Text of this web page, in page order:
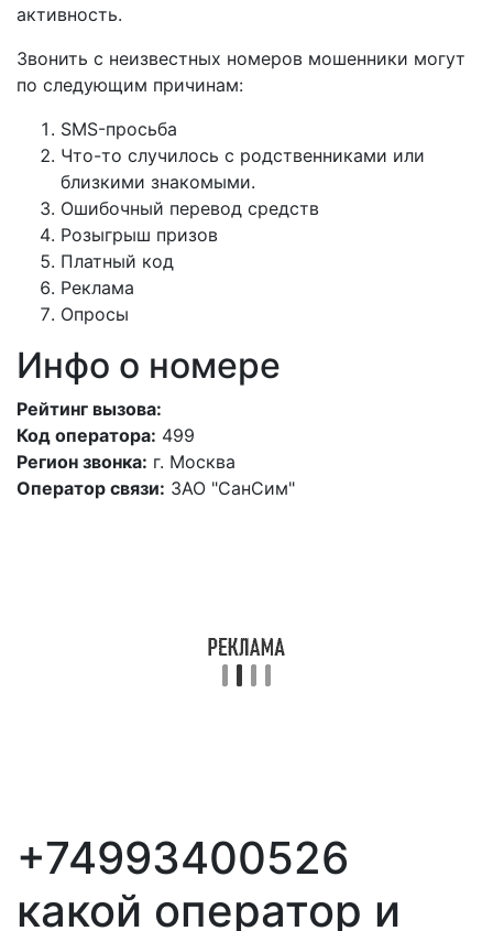
активность.
Звонить с неизвестных номеров мошенники могут
по следующим причинам:
SMS-просьба
Что-то случилось с родственниками или
близкими знакомыми.
Ошибочный перевод средств
Розыгрыш призов
Платный код
Реклама
Опросы
Инфо о номере
Рейтинг вызова:
Код оператора: 499
Регион звонка: г. Москва
Оператор связи: ЗАО "СанСим"
+74993400526
какой оператор и